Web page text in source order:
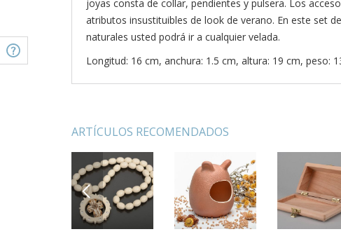
joyas consta de collar, pendientes y pulsera. Los
atributos insustituibles de look de verano. En este set
naturales usted podrá ir a cualquier velada.
Longitud: 16 cm, anchura: 1.5 cm, altura: 19 cm, peso:
ARTÍCULOS RECOMENDADOS
PREVIOUS